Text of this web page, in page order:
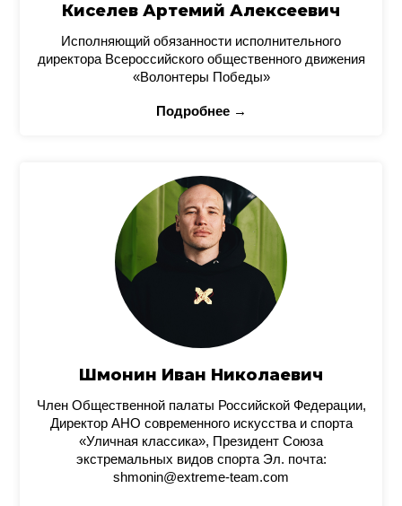
Киселев Артемий Алексеевич
Исполняющий обязанности исполнительного
директора Всероссийского общественного движения
«Волонтеры Победы»
Подробнее →
Шмонин Иван Николаевич
Член Общественной палаты Российской Федерации,
Директор АНО современного искусства и спорта
«Уличная классика», Президент Союза
экстремальных видов спорта Эл. почта:
shmonin@extreme-team.com